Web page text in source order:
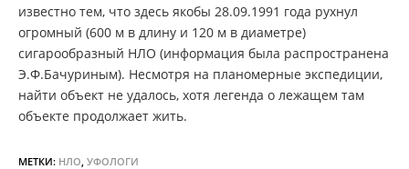
известно тем, что здесь якобы 28.09.1991 года рухнул
огромный (600 м в длину и 120 м в диаметре)
сигарообразный НЛО (информация была распространена
Э.Ф.Бачуриным). Несмотря на планомерные экспедиции,
найти объект не удалось, хотя легенда о лежащем там
объекте продолжает жить.
МЕТКИ: НЛО, УФОЛОГИ